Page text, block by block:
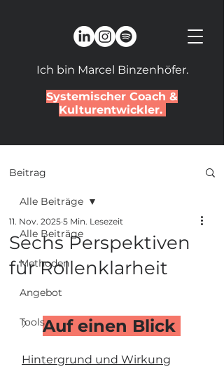
Ich bin Marcel Binzenhöfer.
Systemischer Coach &
Kulturentwickler.
Beitrag
Alle Beiträge
Methoden
Angebot
Tools
Alle Beiträge
Sechs Perspektiven
für Rollenklarheit
11. Nov. 2025 5 Min. Lesezeit
Auf einen Blick
Hintergrund und Wirkung